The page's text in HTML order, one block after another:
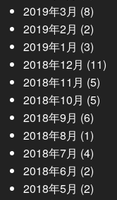
2019年3月 (8)
2019年2月 (2)
2019年1月 (3)
2018年12月 (11)
2018年11月 (5)
2018年10月 (5)
2018年9月 (6)
2018年8月 (1)
2018年7月 (4)
2018年6月 (2)
2018年5月 (2)